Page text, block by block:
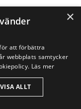
×
att förbättra
webbplats samtycker
Läs mer
ALLT